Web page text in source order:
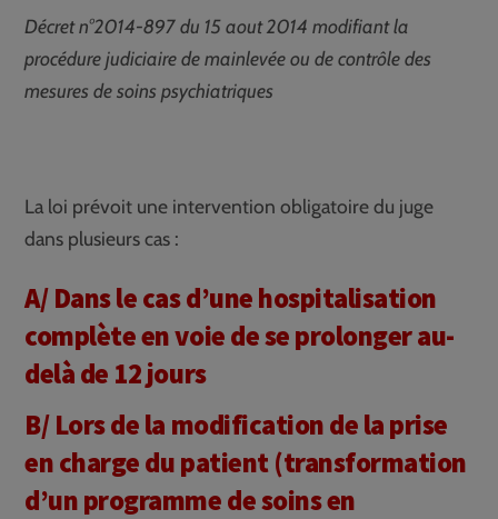
Décret n°2014-897 du 15 aout 2014 modifiant la
procédure judiciaire de mainlevée ou de contrôle des
mesures de soins psychiatriques
La loi prévoit une intervention obligatoire du juge
dans plusieurs cas :
A/ Dans le cas d’une hospitalisation
complète en voie de se prolonger au-
delà de 12 jours
B/ Lors de la modification de la prise
en charge du patient (transformation
d’un programme de soins en